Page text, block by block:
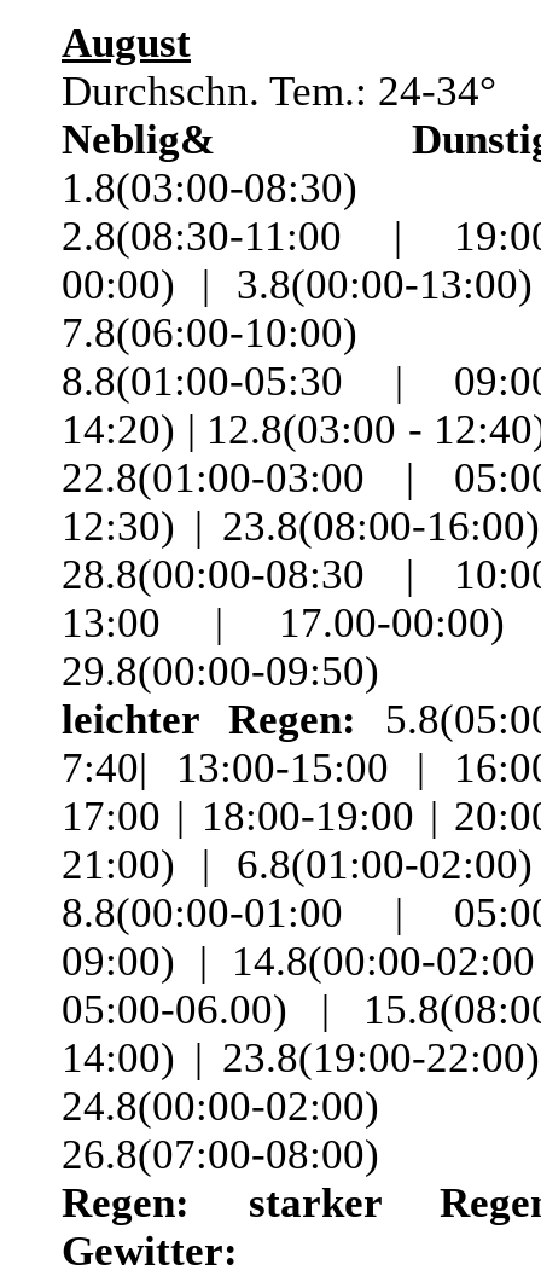
August
Durchschn. Tem.: 24-34°
Neblig&
1.8(03:00-
2.8(08:30-11:00 |
00:00) | 3.8(00:00-
7.8(06:00-
8.8(01:00-05:30 |
14:20) | 12.8(03:00 -
22.8(01:00-03:00 |
12:30) | 23.8(08:00-
28.8(00:00-08:30 |
13:00 | 17.00-
29.8(00:00-09:50)
leichter Regen:
7:40| 13:00-15:00 |
17:00 | 18:00-19:00 |
21:00) | 6.8(01:00-
8.8(00:00-01:00 |
09:00) | 14.8(00:00-
05:00-06.00) |
14:00) | 23.8(19:00-
24.8(00:00-
26.8(07:00-08:00)
Regen:
starker
Gewitter: